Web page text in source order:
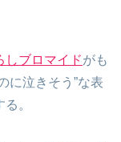
しブロマイドがも
に泣きそう”な表
。